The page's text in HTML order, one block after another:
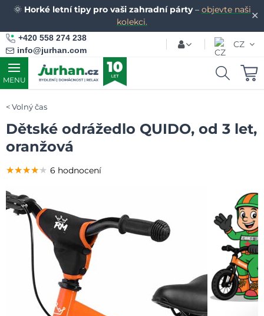
✕
🌞 Horké letní tipy pro vaši zahradní párty– objevte naši
kolekci.
+420 558 274 238
info@jurhan.com
CZ
MENU
Volný čas
Dětské odrážedlo QUIDO, od 3 let,
oranžová
★★★★★
★★★★★
★★★★★ 6 hodnocení